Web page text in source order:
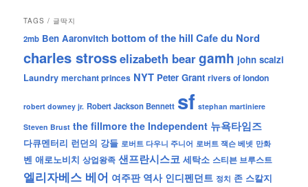
TAGS / 글딱지
2mb Ben Aaronvitch bottom of the hill Cafe du Nord
charles strosselizabeth beargamh john scalzi
Laundry merchant princes NYT Peter Grant rivers of london
robert downey jr. Robert Jackson Bennett sf stephan martiniere
Steven Brust the fillmore the Independent 뉴욕타임즈
다큐멘터리 런던의 강들 로버트 다우니 주니어 로버트 잭슨 베넷 만화
벤 애로노비치 상업왕족 샌프란시스코 세탁소 스티븐 브루스트
엘리자베스 베어 여주판 역사 인디펜던트 정치 존 스칼지